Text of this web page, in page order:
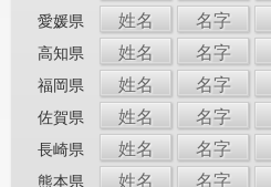
愛媛県 姓名 名字
高知県 姓名 名字
福岡県 姓名 名字
佐賀県 姓名 名字
長崎県 姓名 名字
熊本県 姓名 名字